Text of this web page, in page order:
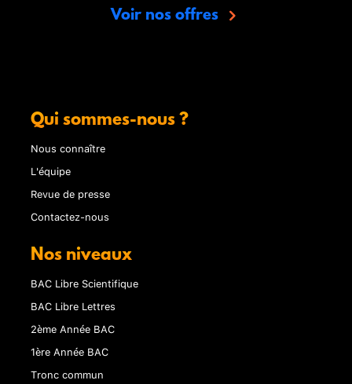
Voir nos offres
Qui sommes-nous ?
Nous connaître
L'équipe
Revue de presse
Contactez-nous
Nos niveaux
BAC Libre Scientifique
BAC Libre Lettres
2ème Année BAC
1ère Année BAC
Tronc commun